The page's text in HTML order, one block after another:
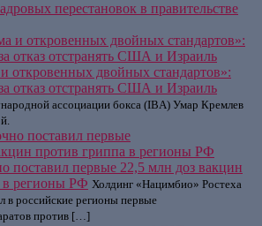
перестановок в правительстве
откровенных двойных стандартов»:
отказ отстранять США и Израиль
ассоциации бокса (IBA) Умар Кремлев
поставил первые 22,5 млн доз вакцин
в регионы РФ Холдинг «Нацимбио» Ростеха
в российские регионы первые
против […]